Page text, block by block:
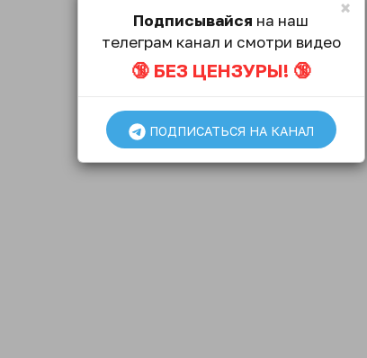
×
Подписывайся на наш
телеграм канал и смотри видео
🔞 БЕЗ ЦЕНЗУРЫ! 🔞
ПОДПИСАТЬСЯ НА КАНАЛ